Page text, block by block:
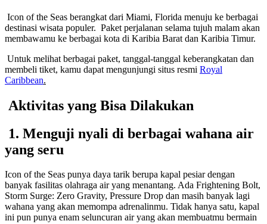
Icon of the Seas berangkat dari Miami, Florida menuju ke berbagai
destinasi wisata populer. Paket perjalanan selama tujuh malam akan
membawamu ke berbagai kota di Karibia Barat dan Karibia Timur.
Untuk melihat berbagai paket, tanggal-tanggal keberangkatan dan
membeli tiket, kamu dapat mengunjungi situs resmi Royal
Caribbean.
Aktivitas yang Bisa Dilakukan
1. Menguji nyali di berbagai wahana air
yang seru
Icon of the Seas punya daya tarik berupa kapal pesiar dengan
banyak fasilitas olahraga air yang menantang. Ada Frightening Bolt,
Storm Surge: Zero Gravity, Pressure Drop dan masih banyak lagi
wahana yang akan memompa adrenalinmu. Tidak hanya satu, kapal
ini pun punya enam seluncuran air yang akan membuatmu bermain